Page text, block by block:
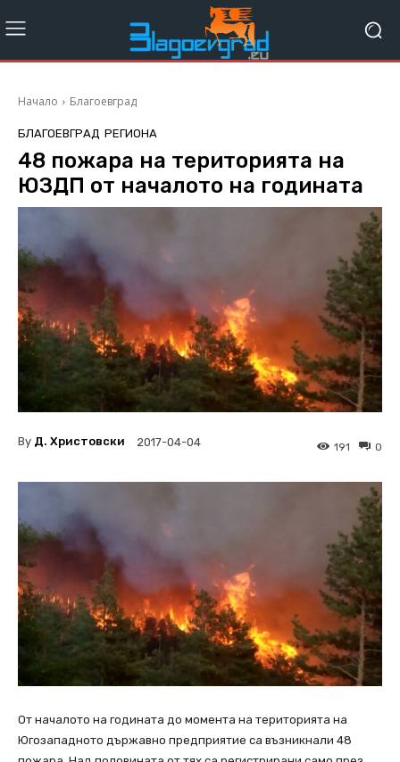
Начало Благоевград
БЛАГОЕВГРАД РЕГИОНА
48 пожара на територията на
ЮЗДП от началото на годината
By Д. Христовски 2017-04-04 0
191
От началото на годината до момента на територията на
Югозападното държавно предприятие са възникнали 48